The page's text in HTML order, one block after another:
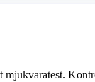
mjukvaratest.